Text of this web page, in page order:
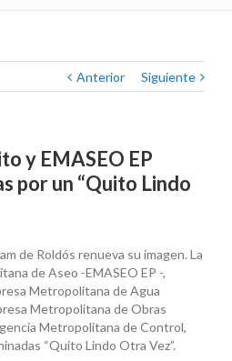
Anterior Siguiente
y EMASEO EP
por un “Quito Lindo
de Roldós renueva su imagen. La
de Aseo -EMASEO EP -,
Metropolitana de Agua
Metropolitana de Obras
Metropolitana de Control,
“Quito Lindo Otra Vez”.